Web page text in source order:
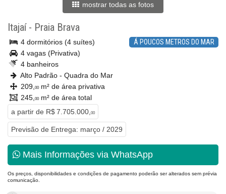
mostrar todas as fotos
Itajaí- Praia Brava
Á POUCOS METROS DO MAR
4 dormitórios (4 suítes)
4 vagas (Privativa)
4 banheiros
Alto Padrão - Quadra do Mar
209, 00m² de área privativa
245, 00m² de área total
a partir de R$ 7.705.000, 00
Previsão de Entrega: março / 2029
Mais Informações via WhatsApp
Os preços, disponibilidades e condições de pagamento poderão ser alterados sem prévia
comunicação.